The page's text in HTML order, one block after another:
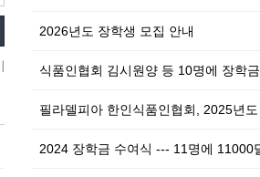
2026년도 장학생 모집 안내
식품인협회 김시원양 등 10명에 장학
필라델피아 한인식품인협회, 2025년
2024 장학금 수여식 --- 11명에 11000